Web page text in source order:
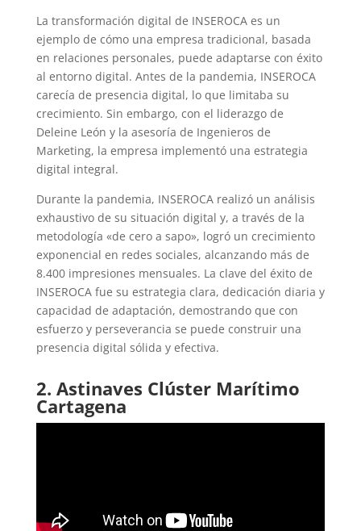
La transformación digital de INSEROCA es un
ejemplo de cómo una empresa tradicional, basada
en relaciones personales, puede adaptarse con éxito
al entorno digital. Antes de la pandemia, INSEROCA
carecía de presencia digital, lo que limitaba su
crecimiento. Sin embargo, con el liderazgo de
Deleine León y la asesoría de Ingenieros de
Marketing, la empresa implementó una estrategia
digital integral.
Durante la pandemia, INSEROCA realizó un análisis
exhaustivo de su situación digital y, a través de la
metodología «de cero a sapo», logró un crecimiento
exponencial en redes sociales, alcanzando más de
8.400 impresiones mensuales. La clave del éxito de
INSEROCA fue su estrategia clara, dedicación diaria y
capacidad de adaptación, demostrando que con
esfuerzo y perseverancia se puede construir una
presencia digital sólida y efectiva.
2. Astinaves Clúster Marítimo
Cartagena